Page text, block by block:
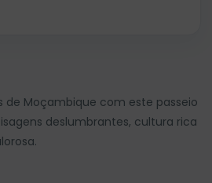
de Moçambique com este passeio
deslumbrantes, cultura rica